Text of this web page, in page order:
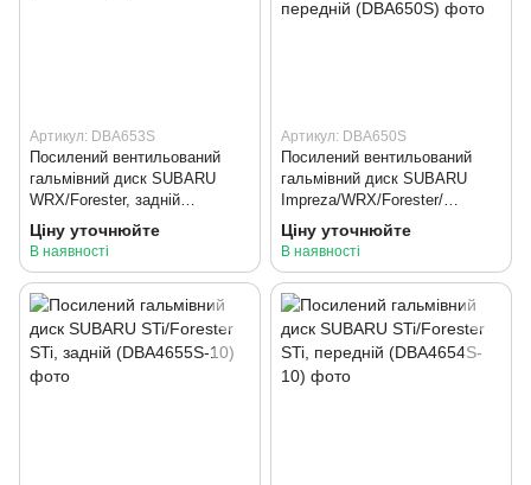
Артикул: DBA653S
Посилений вентильований
гальмівний диск SUBARU
WRX/Forester, задній
(DBA653S)
Ціну уточнюйте
В наявності
Артикул: DBA650S
Посилений вентильований
гальмівний диск SUBARU
Impreza/WRX/Forester/
Legacy/XV/BRZ 2000+,
передній (DBA650S)
Ціну уточнюйте
В наявності